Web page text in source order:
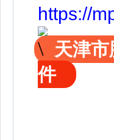
https://
天津
件